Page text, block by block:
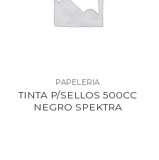
PAPELERIA
TINTA P/SELLOS 500CC
NEGRO SPEKTRA